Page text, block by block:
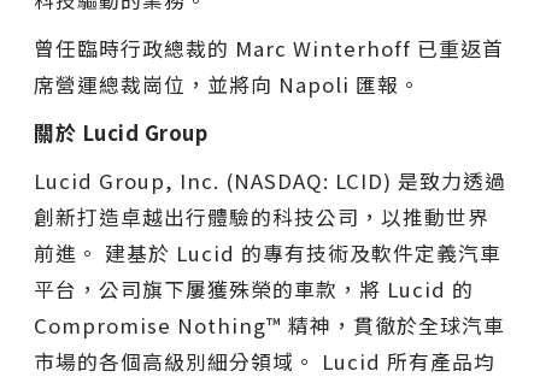
曾任臨時行政總裁的 Marc Winterhoff 已重返首
席營運總裁崗位，並將向 Napoli 匯報。
關於 Lucid Group
Lucid Group, Inc. (NASDAQ: LCID) 是致力透過
創新打造卓越出行體驗的科技公司，以推動世界
前進。 建基於 Lucid 的專有技術及軟件定義汽車
平台，公司旗下屢獲殊榮的車款，將 Lucid 的
Compromise Nothing™ 精神，貫徹於全球汽車
市場的各個高級別細分領域。 Lucid 所有產品均